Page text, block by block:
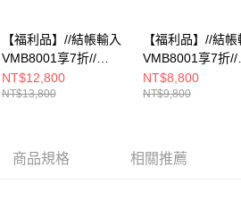
【福利品】//結帳輸入
VMB8001享7折//
Vermicular琺瑯鑄鐵鍋
23CM(米白)
NT$12,800
NT$13,800
【福利品】//結
VMB8001享7折//
Vermicular琺瑯
19CM(米白)
NT$8,800
NT$9,800
商品規格 相關推薦